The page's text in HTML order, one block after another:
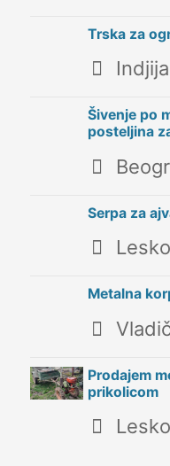
Trska za
Indjija
Šivenje po
posteljina
Serpa za
Metalna
Prodajem
prikolicom